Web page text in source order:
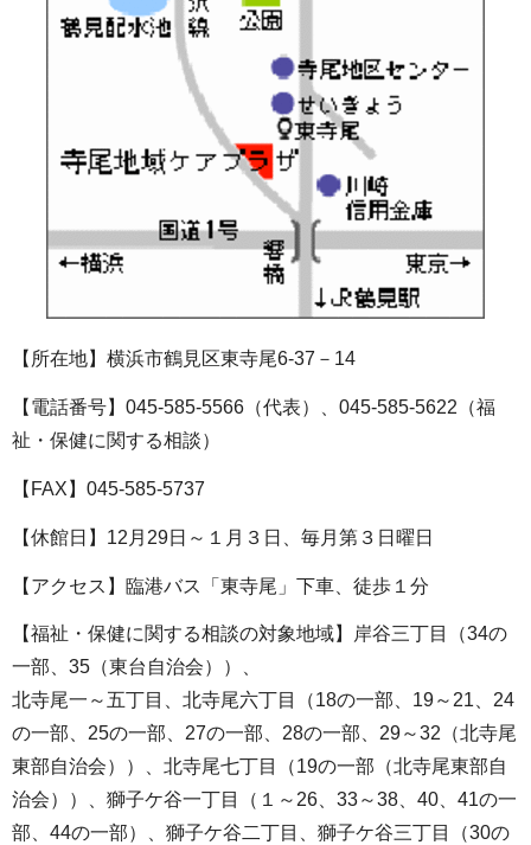
【所在地】横浜市鶴見区東寺尾6-37－14
【電話番号】045-585-5566（代表）、045-585-5622（福
祉・保健に関する相談）
【FAX】045-585-5737
【休館日】12月29日～１月３日、毎月第３日曜日
【アクセス】臨港バス「東寺尾」下車、徒歩１分
【福祉・保健に関する相談の対象地域】岸谷三丁目（34の
一部、35（東台自治会））、
北寺尾一～五丁目、北寺尾六丁目（18の一部、19～21、24
の一部、25の一部、27の一部、28の一部、29～32（北寺尾
東部自治会））、北寺尾七丁目（19の一部（北寺尾東部自
治会））、獅子ケ谷一丁目（１～26、33～38、40、41の一
部、44の一部）、獅子ケ谷二丁目、獅子ケ谷三丁目（30の